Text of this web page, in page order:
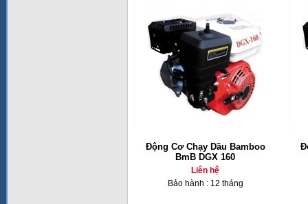
Động Cơ Chạy Dầu Bamboo
BmB DGX 160
Liên hệ
Bảo hành : 12 tháng